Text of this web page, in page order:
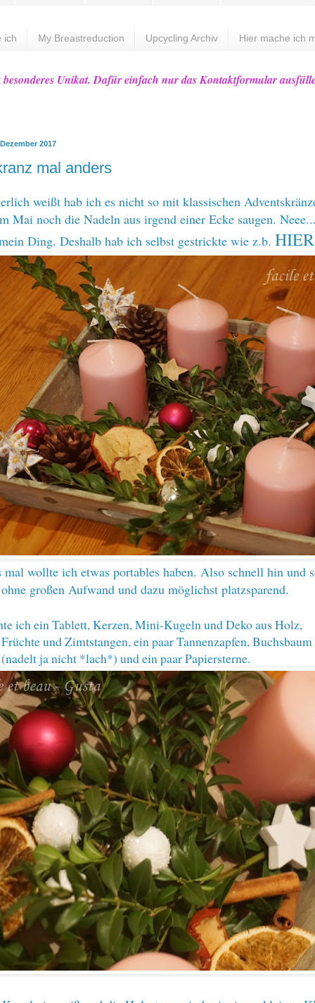
ich My Breastreduction Upcycling Archiv Hier mache ich
Unikat. Dafür einfach nur das Kontaktformular
2017
mal anders
weißt hab ich es nicht so mit klassischen
Mai noch die Nadeln aus irgend einer Ecke saugen.
Ding. Deshalb hab ich selbst gestrickte wie z.b. HIER
mal wollte ich etwas portables haben. Also schnell hin und
großen Aufwand und dazu möglichst platzsparend.
ich ein Tablett, Kerzen, Mini-Kugeln und Deko aus Holz,
und Zimtstangen, ein paar Tannenzapfen, Buchsbaum
ja nicht *lach*) und ein paar Papiersterne.